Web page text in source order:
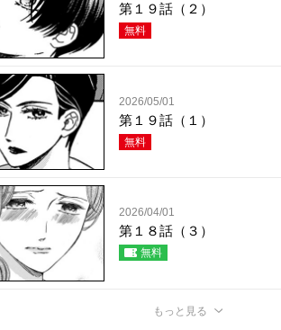
第１９話（２）
無料
2026/05/01
第１９話（１）
無料
2026/04/01
第１８話（３）
無料
もっと見る